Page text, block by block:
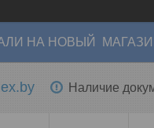
НА НОВЫЙ МАГАЗИН
Наличие